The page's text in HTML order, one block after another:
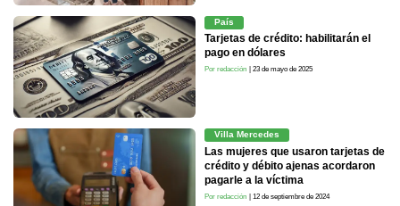
País
Tarjetas de crédito: habilitarán el
pago en dólares
Por redacción | 23 de mayo de 2025
Villa Mercedes
Las mujeres que usaron tarjetas de
crédito y débito ajenas acordaron
pagarle a la víctima
Por redacción | 12 de septiembre de 2024